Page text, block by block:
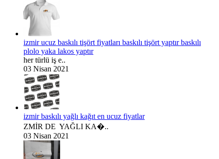
izmir ucuz baskılı tişört fiyatları baskılı tişört yaptır baskılı
plolo yaka lakos yaptır
her türlü iş e..
03 Nisan 2021
izmir baskılı yağlı kağıt en ucuz fiyatlar
ZMİR DE YAĞLI KA�..
03 Nisan 2021